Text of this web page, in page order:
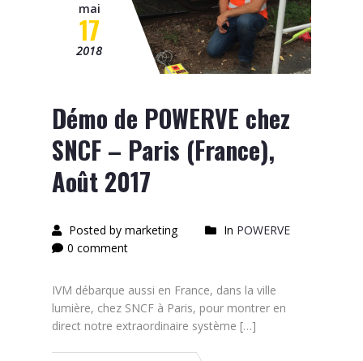
mai
17
2018
Démo de POWERVE chez
SNCF – Paris (France),
Août 2017
Posted by marketing In POWERVE
0 comment
IVM débarque aussi en France, dans la ville
lumière, chez SNCF à Paris, pour montrer en
direct notre extraordinaire système […]